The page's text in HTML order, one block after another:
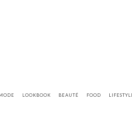
LOOKBOOK BEAUTÉ FOOD